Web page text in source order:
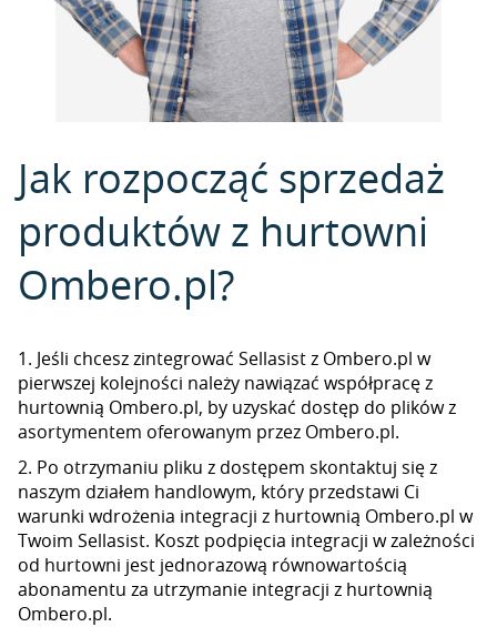
Jak rozpocząć sprzedaż
produktów z hurtowni
Ombero.pl?
1. Jeśli chcesz zintegrować Sellasist z Ombero.pl w
pierwszej kolejności należy nawiązać współpracę z
hurtownią Ombero.pl, by uzyskać dostęp do plików z
asortymentem oferowanym przez Ombero.pl.
2. Po otrzymaniu pliku z dostępem skontaktuj się z
naszym działem handlowym, który przedstawi Ci
warunki wdrożenia integracji z hurtownią Ombero.pl w
Twoim Sellasist. Koszt podpięcia integracji w zależności
od hurtowni jest jednorazową równowartością
abonamentu za utrzymanie integracji z hurtownią
Ombero.pl.